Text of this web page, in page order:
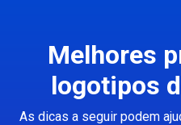
Melhores
logotipos
As dicas a seguir podem